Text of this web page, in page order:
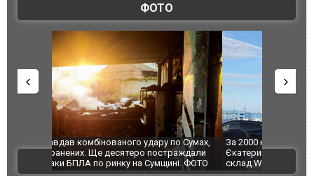
ФОТО
За 2000 кілометрів від кордону з Україною: в
Єкатеринбурзі після атаки дронів загорівся
склад Wildberries. ФОТО. ВІДЕО
"Мої
ВІДЕО